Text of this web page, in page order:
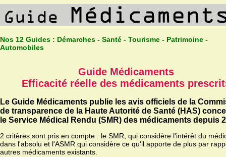
Nos 12 Guides : Démarches - Santé - Tourisme - Patrimoine -
Automobiles
Guide Médicaments
Efficacité réelle des médicaments
Le Guide Médicaments publie les avis officiels de la
de transparence de la Haute Autorité de Santé (HAS)
le Service Médical Rendu (SMR) des médicaments depuis
2 critères sont pris en compte : le SMR, qui considère l'intérêt du
dans l'absolu et l'ASMR qui considère ce qu'il apporte de plus par
autres médicaments existants.